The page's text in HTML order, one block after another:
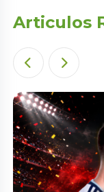
Articulos